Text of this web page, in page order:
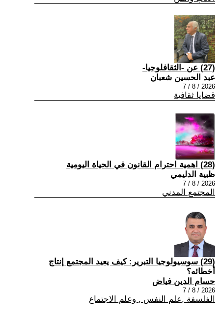
(27) عن -الثقافلوجيا-
عبد الحسين شعبان
2026 / 8 / 7
قضايا ثقافية
(28) اهمية احترام القانون في الحياة اليومية
ظبية الدليمي
2026 / 8 / 7
المجتمع المدني
(29) سوسيولوجيا التبرير: كيف يعيد المجتمع إنتاج
أخطائه؟
حسام الدين فياض
2026 / 8 / 7
الفلسفة ,علم النفس , وعلم الاجتماع